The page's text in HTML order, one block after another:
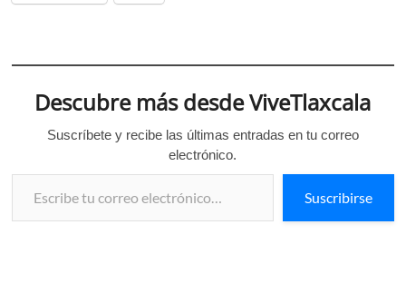
Descubre más desde ViveTlaxcala
Suscríbete y recibe las últimas entradas en tu correo
electrónico.
Escribe tu correo electrónico…
Suscribirse